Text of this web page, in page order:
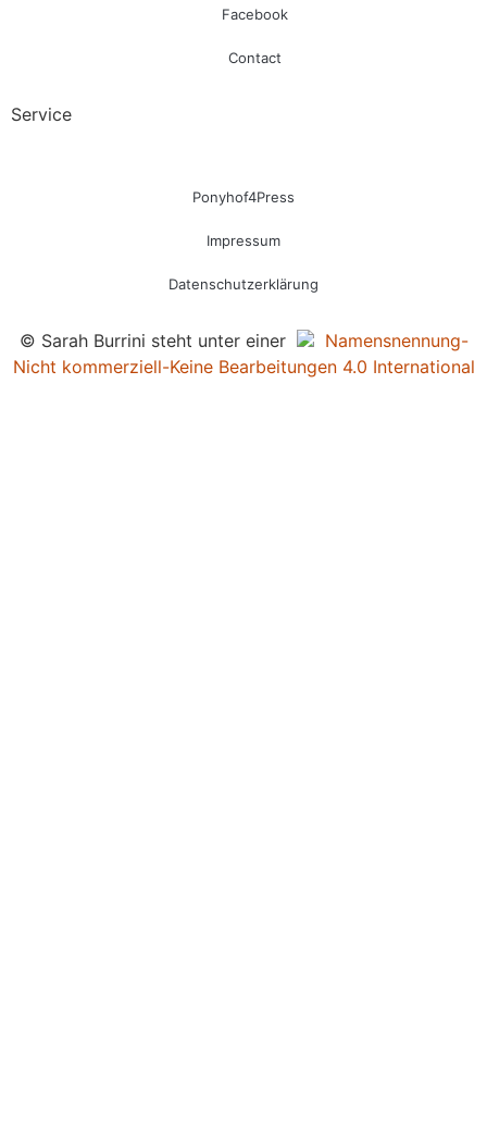
Facebook
Contact
Service
Ponyhof4Press
Impressum
Datenschutzerklärung
© Sarah Burrini steht unter einer
Namensnennung-
Nicht kommerziell-Keine Bearbeitungen 4.0 International